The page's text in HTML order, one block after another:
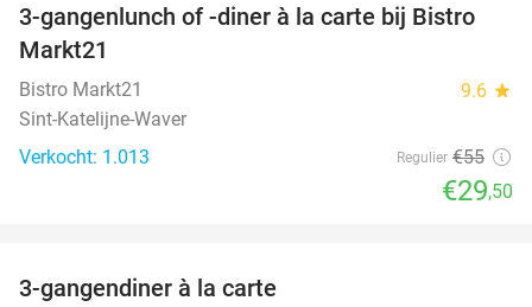
46%
3-gangenlunch of -diner à la carte bij Bistro
Markt21
Bistro Markt21 9.6 star
Sint-Katelijne-Waver
Verkocht: 1.013
Regulier €55
€29,50
3-gangendiner à la carte